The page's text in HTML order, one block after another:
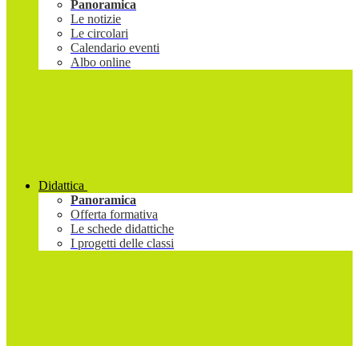
Panoramica
Le notizie
Le circolari
Calendario eventi
Albo online
Didattica
Panoramica
Offerta formativa
Le schede didattiche
I progetti delle classi